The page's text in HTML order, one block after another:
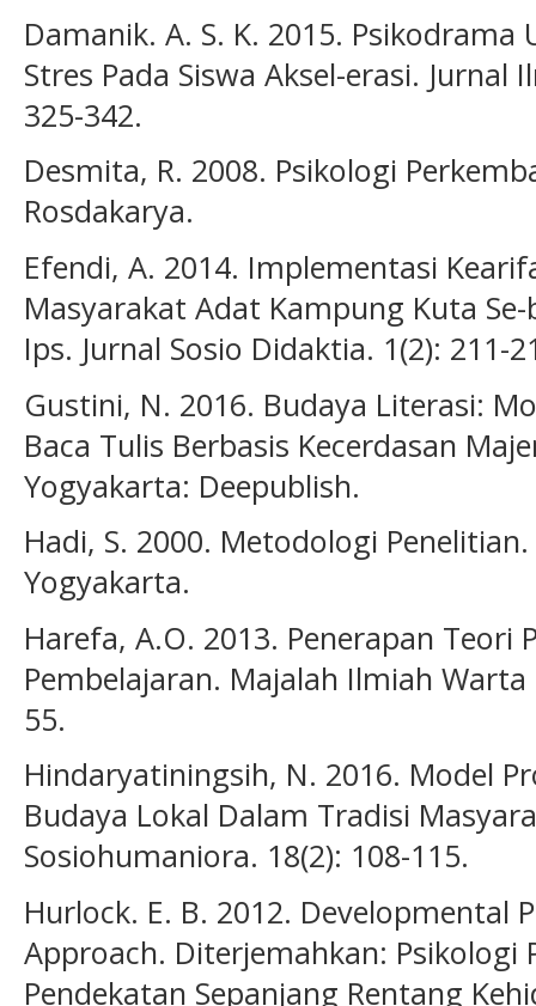
Damanik. A. S. K. 2015.
Stres Pada Siswa Aksel-erasi. Jurnal
325-342.
Desmita, R. 2008. Psikologi
Rosdakarya.
Efendi, A. 2014. Implementasi
Masyarakat Adat Kampung Kuta
Ips. Jurnal Sosio Didaktia. 1(2): 211-
Gustini, N. 2016. Budaya Literasi:
Baca Tulis Berbasis Kecerdasan
Yogyakarta: Deepublish.
Hadi, S. 2000. Metodologi
Yogyakarta.
Harefa, A.O. 2013. Penerapan Teori
Pembelajaran. Majalah Ilmiah
55.
Hindaryatiningsih, N. 2016. Model
Budaya Lokal Dalam Tradisi
Sosiohumaniora. 18(2): 108-115.
Hurlock. E. B. 2012. Developmental
Approach. Diterjemahkan: Psikologi
Pendekatan Sepanjang Rentang